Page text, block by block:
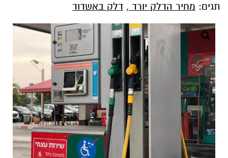
תגים: מחיר הדלק יורד , דלק באשדוד